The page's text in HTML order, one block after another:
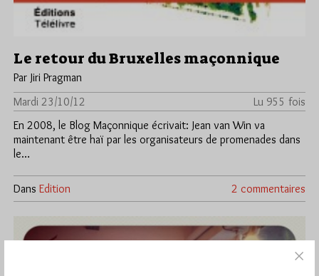
Le retour du Bruxelles maçonnique
Par Jiri Pragman
Mardi 23/10/12
Lu 955 fois
En 2008, le Blog Maçonnique écrivait: Jean van Win va
maintenant être haï par les organisateurs de promenades dans
le…
Dans Edition 2 commentaires